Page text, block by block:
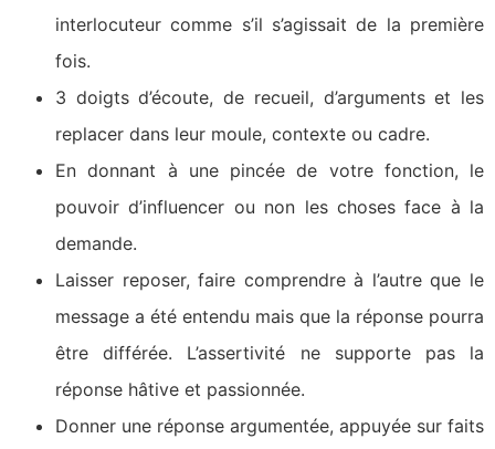
interlocuteur comme s’il s’agissait de la première
fois.
3 doigts d’écoute, de recueil, d’arguments et les
replacer dans leur moule, contexte ou cadre.
En donnant à une pincée de votre fonction, le
pouvoir d’influencer ou non les choses face à la
demande.
Laisser reposer, faire comprendre à l’autre que le
message a été entendu mais que la réponse pourra
être différée. L’assertivité ne supporte pas la
réponse hâtive et passionnée.
Donner une réponse argumentée, appuyée sur faits